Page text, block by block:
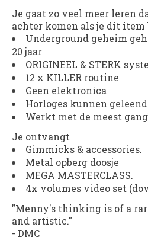
Je gaat zo veel meer leren
achter komen als je dit item
Underground geheim
20 jaar
ORIGINEEL & STERK
12 x KILLER routine
Geen elektronica
Horloges kunnen
Werkt met de meest
Je ontvangt
Gimmicks & accessories.
Metal opberg doosje
MEGA MASTERCLASS.
4x volumes video set
"Menny's thinking is of a
and artistic."
- DMC